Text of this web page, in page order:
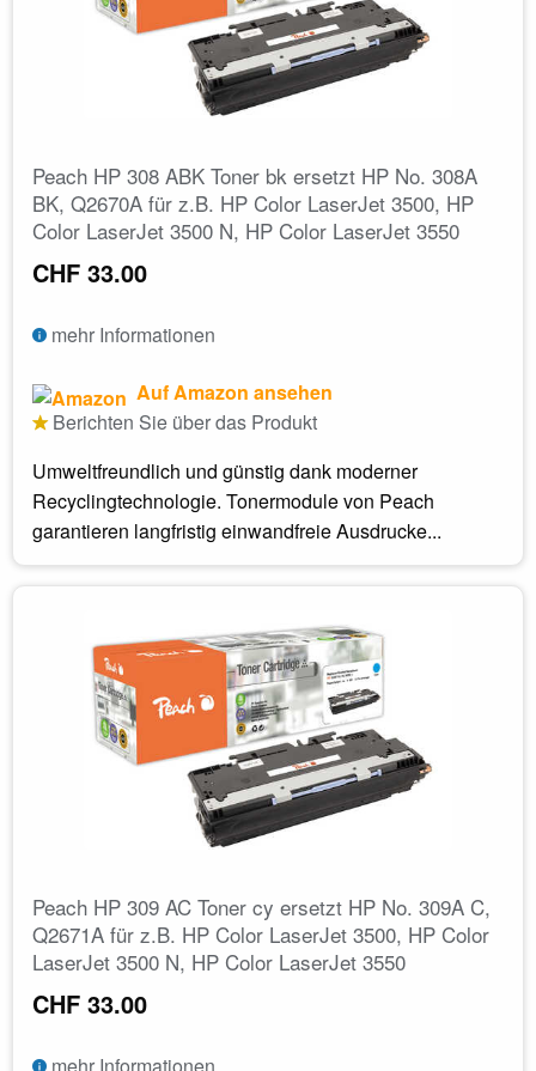
Peach HP 308 ABK Toner bk ersetzt HP No. 308A
BK, Q2670A für z.B. HP Color LaserJet 3500, HP
Color LaserJet 3500 N, HP Color LaserJet 3550
CHF 33.00
mehr Informationen
Auf Amazon ansehen
Berichten Sie über das Produkt
Umweltfreundlich und günstig dank moderner
Recyclingtechnologie. Tonermodule von Peach
garantieren langfristig einwandfreie Ausdrucke...
Peach HP 309 AC Toner cy ersetzt HP No. 309A C,
Q2671A für z.B. HP Color LaserJet 3500, HP Color
LaserJet 3500 N, HP Color LaserJet 3550
CHF 33.00
mehr Informationen